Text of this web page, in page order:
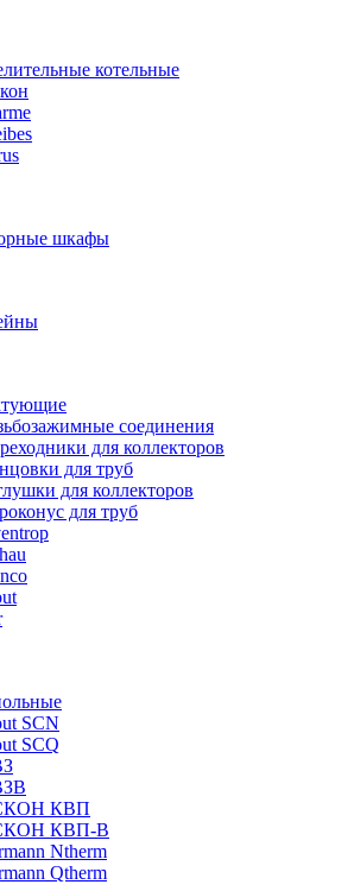
котельные
шкафы
соединения
для коллекторов
для труб
для коллекторов
для труб
SCN
SCQ
КВП
КВП-В
Ntherm
Qtherm